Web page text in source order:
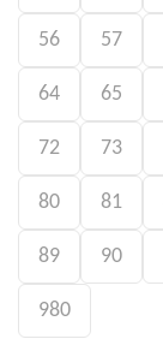
56 57
64 65
72 73
80 81
89 90
980